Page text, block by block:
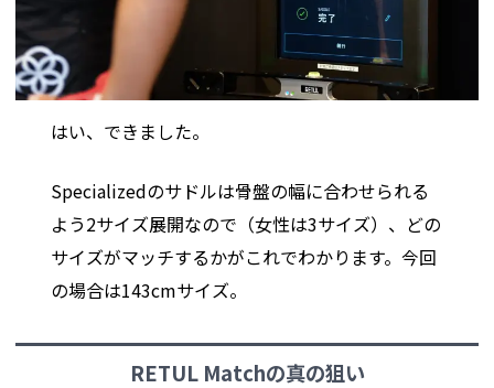
はい、できました。
Specializedのサドルは骨盤の幅に合わせられる
よう2サイズ展開なので（女性は3サイズ）、どの
サイズがマッチするかがこれでわかります。今回
の場合は143cmサイズ。
RETUL Matchの真の狙い